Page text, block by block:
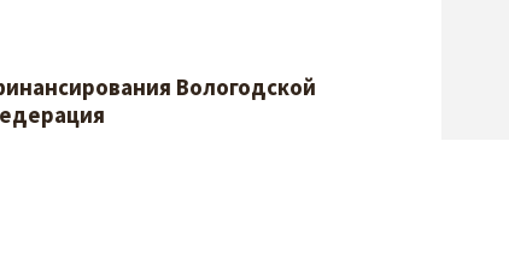
Вологодской